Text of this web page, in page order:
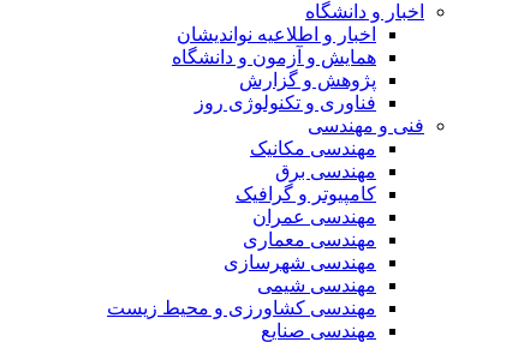
اخبار و دانشگاه
اخبار و اطلاعیه نواندیشان
همایش و آزمون و دانشگاه
پژوهش و گزارش
فناوری و تکنولوژی روز
فنی و مهندسی
مهندسی مکانیک
مهندسی برق
کامپیوتر و گرافیک
مهندسی عمران
مهندسی معماری
مهندسی شهرسازی
مهندسی شیمی
مهندسی کشاورزی و محیط زیست
مهندسی صنایع